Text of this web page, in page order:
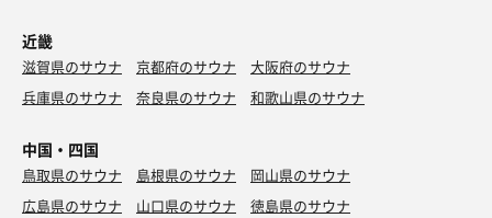
近畿
滋賀県のサウナ 京都府のサウナ
大阪府のサウナ
兵庫県のサウナ
奈良県のサウナ 和歌山県のサウナ
中国・四国
鳥取県のサウナ 島根県のサウナ
岡山県のサウナ
広島県のサウナ
山口県のサウナ
徳島県のサウナ